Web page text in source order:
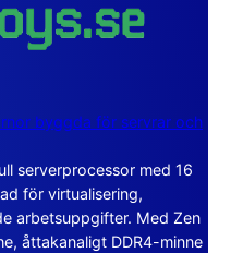
byggda för servrar och
serverprocessor med 16
för virtualisering,
arbetsuppgifter. Med Zen
åttakanaligt DDR4-minne